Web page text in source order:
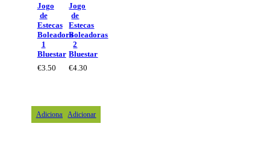
Jogo
de
Estecas
Boleadora
1
Bluestar
€3.50
Jogo
de
Estecas
Boleadoras
2
Bluestar
€4.30
Adicionar Adicionar